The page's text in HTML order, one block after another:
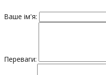
Ваше ім'я:
Переваги: